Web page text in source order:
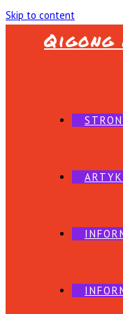
Skip to content
Qigong